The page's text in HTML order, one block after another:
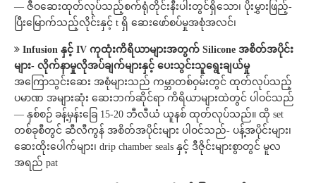
— ဇီဝဆေးထုတ်လုပ်သည့်စက်ရုံတိုင်းနီးပါးတွင်ရှိသော၊ ပိုးမွှားဖြည့်-
ပြီးမြောက်သည့်လိုင်းနှင့် t ရှိ ဆေးဖော်စပ်မှုအစုံအလင်၊
Infusion နှင့် IV ကုထုံးကိရိယာများအတွက် Silicone အစိတ်အပိုင်း
များ- လိုက်နာမှုလိုအပ်ချက်များနှင့် ပေးသွင်းသူရွေးချယ်မှု
အကြောသွင်းဆေး အစုံများသည် ကမ္ဘာတစ်ဝှမ်းတွင် ထုတ်လုပ်သည့်
ပမာဏ အများဆုံး ဆေးဘက်ဆိုင်ရာ ကိရိယာများထဲတွင် ပါဝင်သည်
— နှစ်စဉ် ခန့်မှန်းခြေ 15-20 ဘီလီယံ ယူနစ် ထုတ်လုပ်သည်။ ထို set
တစ်ခုစီတွင် ဆီလီကွန် အစိတ်အပိုင်းများ ပါဝင်သည်- ပန့်အပိုင်းများ၊
ဆေးထိုးပေါက်များ၊ drip chamber seals နှင့် ဒီဇိုင်းများစွာတွင် မူလ
အရည် pat